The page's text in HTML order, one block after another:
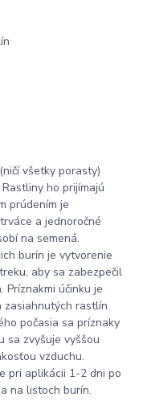
všetky porasty)
ho prijímajú
prúdením je
a jednoročné
na semená.
burín je vytvorenie
aby sa zabezpečil
Príznakmi účinku je
zasiahnutých rastlín
počasia sa príznaky
sa zvyšuje vyššou
vzduchu.
pri aplikácii 1-2 dni po
na listoch burín.